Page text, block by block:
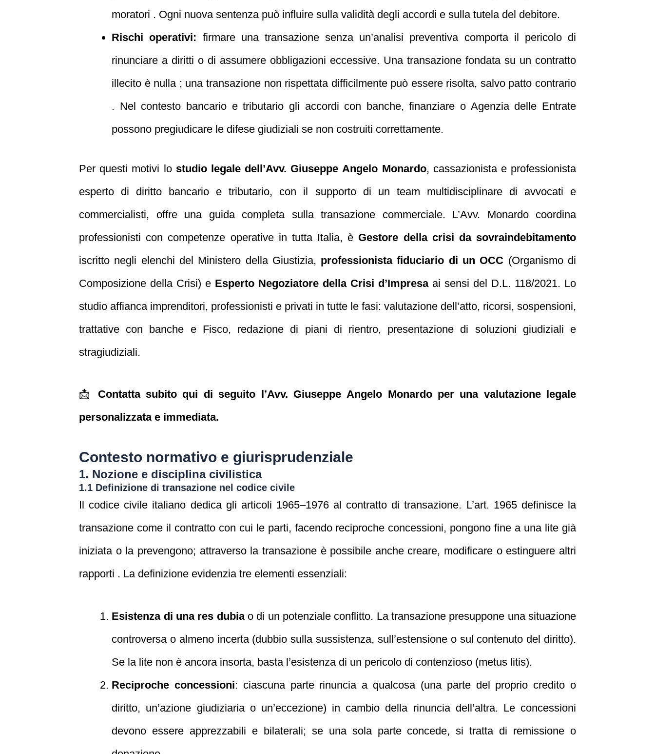
moratori . Ogni nuova sentenza può influire sulla validità degli accordi e sulla tutela del debitore.
Rischi operativi: firmare una transazione senza un’analisi preventiva comporta il pericolo di
rinunciare a diritti o di assumere obbligazioni eccessive. Una transazione fondata su un contratto
illecito è nulla ; una transazione non rispettata difficilmente può essere risolta, salvo patto contrario
. Nel contesto bancario e tributario gli accordi con banche, finanziare o Agenzia delle Entrate
possono pregiudicare le difese giudiziali se non costruiti correttamente.
Per questi motivi lo studio legale dell’Avv. Giuseppe Angelo Monardo, cassazionista e professionista
esperto di diritto bancario e tributario, con il supporto di un team multidisciplinare di avvocati e
commercialisti, offre una guida completa sulla transazione commerciale. L’Avv. Monardo coordina
professionisti con competenze operative in tutta Italia, è Gestore della crisi da sovraindebitamento
iscritto negli elenchi del Ministero della Giustizia, professionista fiduciario di un OCC (Organismo di
Composizione della Crisi) e Esperto Negoziatore della Crisi d’Impresaai sensi del D.L. 118/2021. Lo
studio affianca imprenditori, professionisti e privati in tutte le fasi: valutazione dell’atto, ricorsi, sospensioni,
trattative con banche e Fisco, redazione di piani di rientro, presentazione di soluzioni giudiziali e
stragiudiziali.
📩 Contatta subito qui di seguito l’Avv. Giuseppe Angelo Monardo per una valutazione legale
personalizzata e immediata.
Contesto normativo e giurisprudenziale
1. Nozione e disciplina civilistica
1.1 Definizione di transazione nel codice civile
Il codice civile italiano dedica gli articoli 1965–1976 al contratto di transazione. L’art. 1965 definisce la
transazione come il contratto con cui le parti, facendo reciproche concessioni, pongono fine a una lite già
iniziata o la prevengono; attraverso la transazione è possibile anche creare, modificare o estinguere altri
rapporti . La definizione evidenzia tre elementi essenziali:
Esistenza di una res dubiao di un potenziale conflitto. La transazione presuppone una situazione
controversa o almeno incerta (dubbio sulla sussistenza, sull’estensione o sul contenuto del diritto).
Se la lite non è ancora insorta, basta l’esistenza di un pericolo di contenzioso (metus litis).
Reciproche concessioni: ciascuna parte rinuncia a qualcosa (una parte del proprio credito o
diritto, un’azione giudiziaria o un’eccezione) in cambio della rinuncia dell’altra. Le concessioni
devono essere apprezzabili e bilaterali; se una sola parte concede, si tratta di remissione o